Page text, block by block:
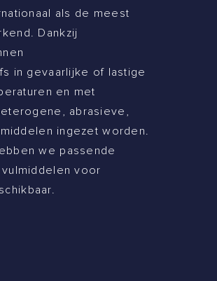
als de meest
Dankzij
in gevaarlijke of lastige
en met
abrasieve,
ingezet worden.
we passende
voor